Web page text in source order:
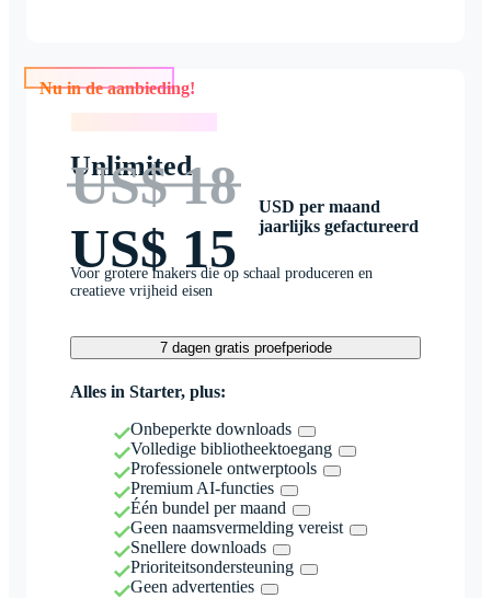
Nu in de aanbieding!
Unlimited
US$ 18
US$ 15
USD per maand
jaarlijks gefactureerd
Voor grotere makers die op schaal produceren en
creatieve vrijheid eisen
7 dagen gratis proefperiode
Alles in Starter, plus:
Onbeperkte downloads
Volledige bibliotheektoegang
Professionele ontwerptools
Premium AI-functies
Één bundel per maand
Geen naamsvermelding vereist
Snellere downloads
Prioriteitsondersteuning
Geen advertenties